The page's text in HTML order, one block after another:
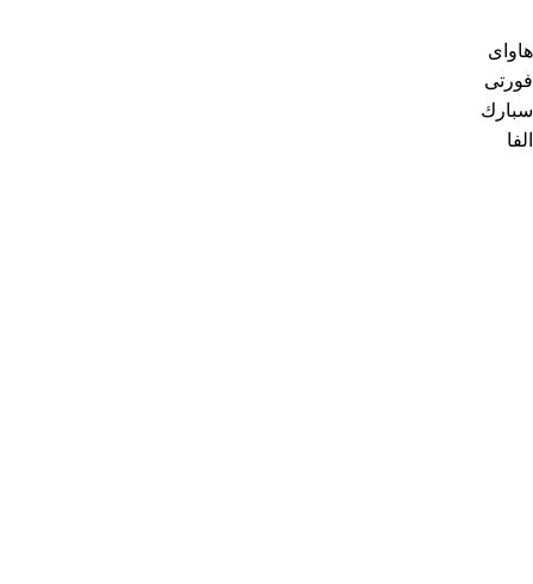
هاواى
فورتى
سبارك
الفا